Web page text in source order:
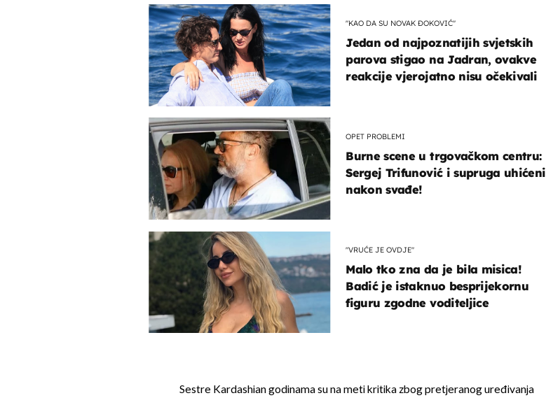
"KAO DA SU NOVAK ĐOKOVIĆ"
Jedan od najpoznatijih svjetskih
parova stigao na Jadran, ovakve
reakcije vjerojatno nisu očekivali
OPET PROBLEMI
Burne scene u trgovačkom centru:
Sergej Trifunović i supruga uhićeni
nakon svađe!
"VRUĆE JE OVDJE"
Malo tko zna da je bila misica!
Badić je istaknuo besprijekornu
figuru zgodne voditeljice
Sestre Kardashian godinama su na meti kritika zbog pretjeranog uređivanja